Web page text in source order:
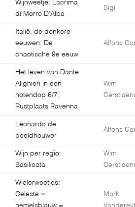
Wijnweetje: Lacrima
di Morro D’Alba
Sigi
Italië, de donkere
eeuwen: De
chaotische 9e eeuw
Alfons
Het leven van Dante
Alighieri in een
notendop 6/7:
Rustplaats Ravenna
Wim
Leonardo de
beeldhouwer
Alfons
Wijn per regio:
Basilicata
Wim
Wielerweetjes:
Celeste =
Mark